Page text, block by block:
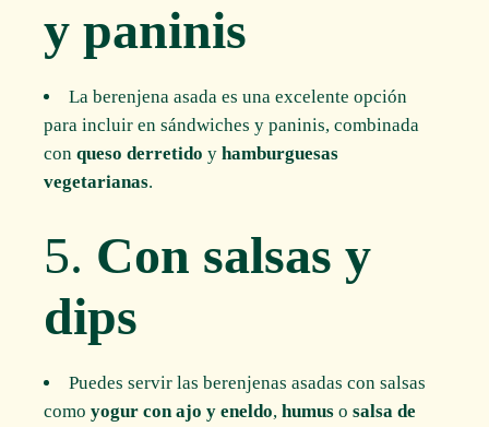
y paninis
La berenjena asada es una excelente opción
para incluir en sándwiches y paninis, combinada
conqueso derretido yhamburguesas
vegetarianas.
5. Con salsas y
dips
Puedes servir las berenjenas asadas con salsas
comoyogur con ajo y eneldo,humus osalsa de